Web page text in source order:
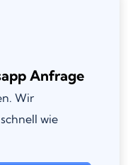
Anfrage
Wir
wie